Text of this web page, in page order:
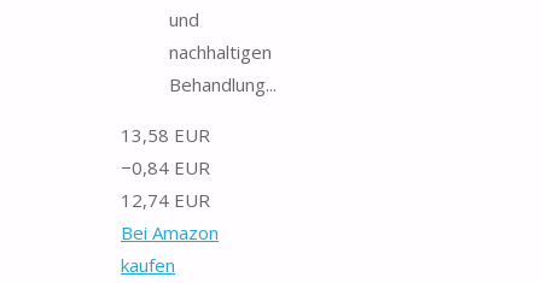
und
nachhaltigen
Behandlung...
13,58 EUR
−0,84 EUR
12,74 EUR
Bei Amazon
kaufen